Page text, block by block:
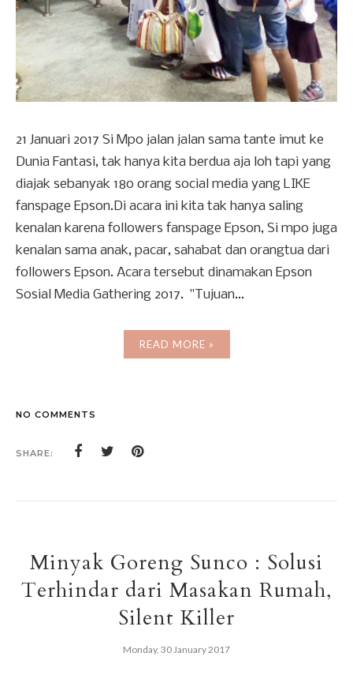
21 Januari 2017 Si Mpo jalan jalan sama tante imut ke
Dunia Fantasi, tak hanya kita berdua aja loh tapi yang
diajak sebanyak 180 orang social media yang LIKE
fanspage Epson.Di acara ini kita tak hanya saling
kenalan karena followers fanspage Epson, Si mpo juga
kenalan sama anak, pacar, sahabat dan orangtua dari
followers Epson. Acara tersebut dinamakan Epson
Sosial Media Gathering 2017. "Tujuan...
READ MORE »
NO COMMENTS
SHARE:
Minyak Goreng Sunco : Solusi
Terhindar dari Masakan Rumah,
Silent Killer
Monday, 30 January 2017